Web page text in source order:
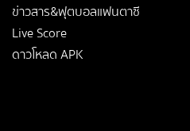
ข่าวสาร&ฟุตบอลแฟนตาซี
Live Score
ดาวโหลด APK